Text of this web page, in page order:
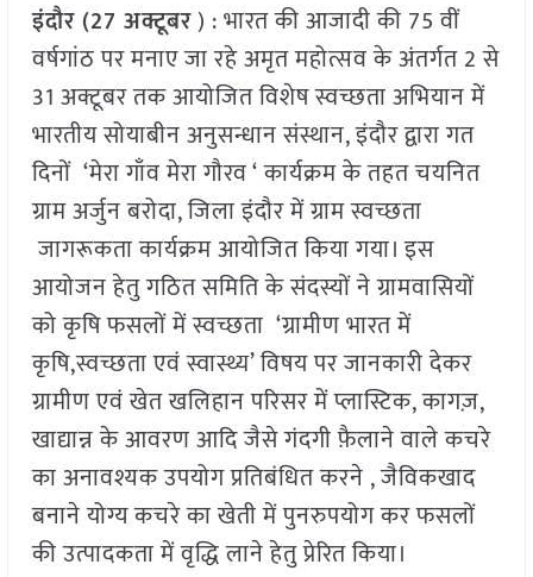
इंदौर (27 अक्टूबर) : भारत की आजादी की 75 वीं
वर्षगांठ पर मनाए जा रहे अमृत महोत्सव के अंतर्गत 2 से
31 अक्टूबर तक आयोजित विशेष स्वच्छता अभियान में
भारतीय सोयाबीन अनुसन्धान संस्थान, इंदौर द्वारा गत
दिनों ‘मेरा गाँव मेरा गौरव ‘ कार्यक्रम के तहत चयनित
ग्राम अर्जुन बरोदा, जिला इंदौर में ग्राम स्वच्छता
जागरूकता कार्यक्रम आयोजित किया गया। इस
आयोजन हेतु गठित समिति के संदस्यों ने ग्रामवासियों
को कृषि फसलों में स्वच्छता ‘ग्रामीण भारत में
कृषि,स्वच्छता एवं स्वास्थ्य’ विषय पर जानकारी देकर
ग्रामीण एवं खेत खलिहान परिसर में प्लास्टिक, कागज़,
खाद्यान्न के आवरण आदि जैसे गंदगी फ़ैलाने वाले कचरे
का अनावश्यक उपयोग प्रतिबंधित करने , जैविकखाद
बनाने योग्य कचरे का खेती में पुनरुपयोग कर फसलों
की उत्पादकता में वृद्धि लाने हेतु प्रेरित किया।